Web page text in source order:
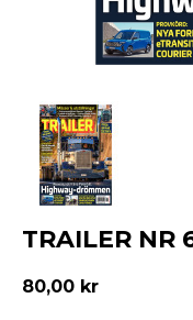
TRAILER NR
80,00 kr